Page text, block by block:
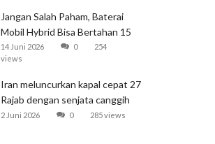
Jangan Salah Paham, Baterai
Mobil Hybrid Bisa Bertahan 15
Tahun
14 Juni 2026 0
254
views
Iran meluncurkan kapal cepat 27
Rajab dengan senjata canggih
dan kecepatan tinggi
2 Juni 2026 0 285 views